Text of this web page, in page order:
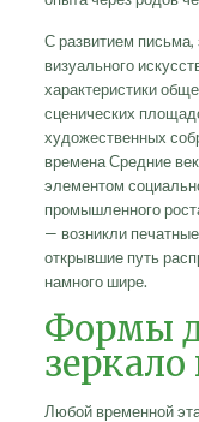
С развитием письма,
визуального
характеристики
сценических
художественных
времена Средние
элементом
промышленного
— возникли
открывшие путь
намного шире.
Формы
Любой временной